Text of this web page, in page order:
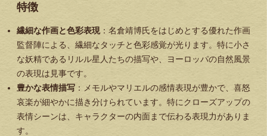
特徴
繊細な作画と色彩表現 ：名倉靖博氏をはじめとする優れた作画
監督陣による、繊細なタッチと色彩感覚が光ります。特に小さ
な妖精であるリルル星人たちの描写や、ヨーロッパの自然風景
の表現は見事です。
豊かな表情描写 ：メモルやマリエルの感情表現が豊かで、喜怒
哀楽が細やかに描き分けられています。特にクローズアップの
表情シーンは、キャラクターの内面まで伝わる表現力がありま
す。